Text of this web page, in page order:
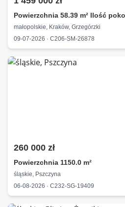
Powierzchnia 58.39 m² Ilość
małopolskie, Kraków, Grzegórzki
09-07-2026 · C206-SM-26878
260 000 zł
Powierzchnia 1150.0 m²
śląskie, Pszczyna
06-08-2026 · C232-SG-19409